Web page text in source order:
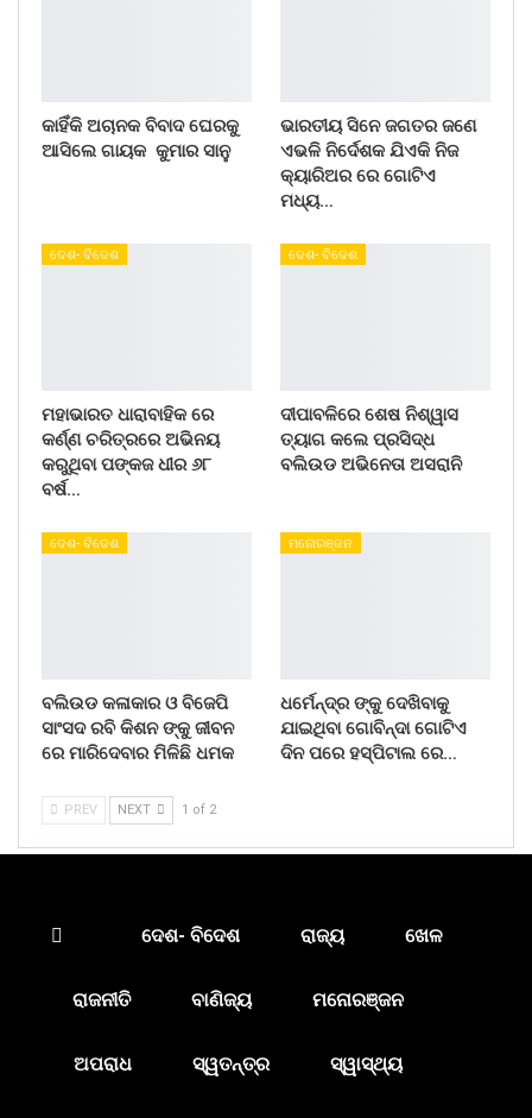
କାହିଁକି ଅଚାନକ ବିବାଦ ଘେରକୁ
ଆସିଲେ ଗାୟକ କୁମାର ସାନୁ
ଭାରତୀୟ ସିନେ ଜଗତର ଜଣେ
ଏଭଳି ନିର୍ଦେଶକ ଯିଏକି ନିଜ
କ୍ୟାରିଅର ରେ ଗୋଟିଏ
ମଧ୍ୟ…
ଦେଶ- ବିଦେଶ
ମହାଭାରତ ଧାରାବାହିକ ରେ
କର୍ଣ୍ଣ ଚରିତ୍ରରେ ଅଭିନୟ
କରୁଥିବା ପଙ୍କଜ ଧୀର ୬୮
ବର୍ଷ…
ଦେଶ- ବିଦେଶ
ଦୀପାବଳିରେ ଶେଷ ନିଶ୍ୱାସ
ତ୍ୟାଗ କଲେ ପ୍ରସିଦ୍ଧ
ବଲିଉଡ ଅଭିନେତା ଅସରାନି
ଦେଶ- ବିଦେଶ
ବଲିଉଡ କଳାକାର ଓ ବିଜେପି
ସାଂସଦ ରବି କିଶନ ଙ୍କୁ ଜୀବନ
ରେ ମାରିଦେବାର ମିଳିଛି ଧମକ
ମନୋରଞ୍ଜନ
ଧର୍ମେନ୍ଦ୍ର ଙ୍କୁ ଦେଖିବାକୁ
ଯାଇଥିବା ଗୋବିନ୍ଦା ଗୋଟିଏ
ଦିନ ପରେ ହସ୍ପିଟାଲ ରେ…
PREV NEXT 1 of 2
ଦେଶ- ବିଦେଶ ରାଜ୍ୟ ଖେଳ
ରାଜନୀତି ବାଣିଜ୍ୟ ମନୋରଞ୍ଜନ
ଅପରାଧ ସ୍ୱତନ୍ତ୍ର ସ୍ୱାସ୍ଥ୍ୟ